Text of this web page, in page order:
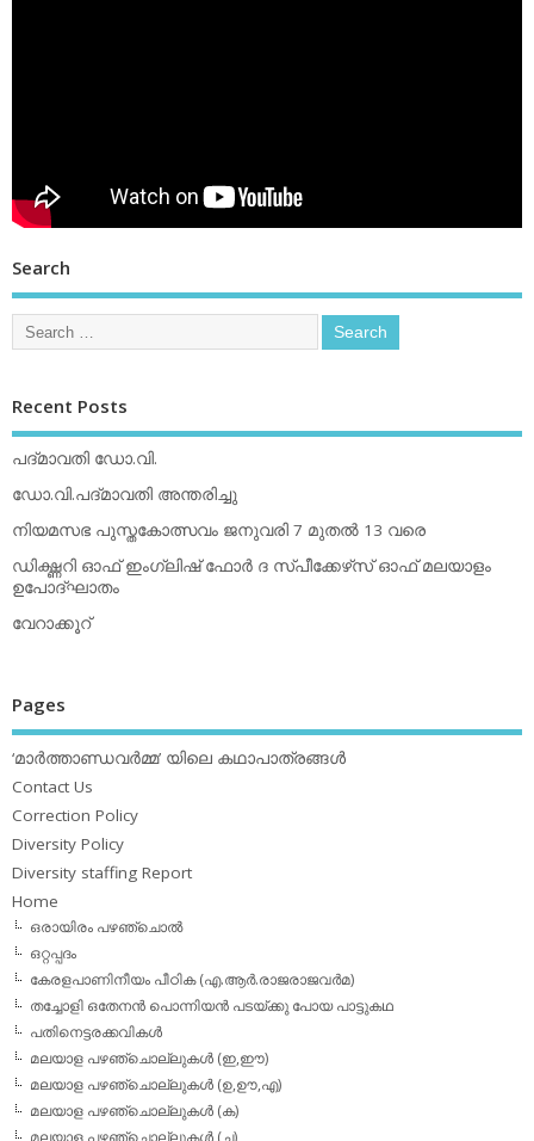
Search
Recent Posts
പദ്മാവതി ഡോ.വി.
ഡോ.വി.പദ്മാവതി അന്തരിച്ചു
നിയമസഭ പുസ്തകോത്സവം ജനുവരി 7 മുതല്‍ 13 വരെ
ഡിക്ഷ്ണറി ഓഫ് ഇംഗ്ലിഷ് ഫോര്‍ ദ സ്പീക്കേഴ്‌സ് ഓഫ് മലയാളം
ഉപോദ്ഘാതം
വേറാക്കൂറ്
Pages
‘മാര്‍ത്താണ്ഡവര്‍മ്മ’ യിലെ കഥാപാത്രങ്ങള്‍
Contact Us
Correction Policy
Diversity Policy
Diversity staffing Report
Home
ഒരായിരം പഴഞ്ചൊല്‍
ഒറ്റപ്പദം
കേരളപാണിനീയം പീഠിക (എ.ആര്‍.രാജരാജവര്‍മ)
തച്ചോളി ഒതേനൻ പൊന്നിയൻ പടയ്‌ക്കു പോയ പാട്ടുകഥ
പതിനെട്ടരക്കവികള്‍
മലയാള പഴഞ്ചൊല്ലുകള്‍ (ഇ,ഈ)
മലയാള പഴഞ്ചൊല്ലുകള്‍ (ഉ,ഊ,എ)
മലയാള പഴഞ്ചൊല്ലുകള്‍ (ക)
മലയാള പഴഞ്ചൊല്ലുകള്‍ (ച)